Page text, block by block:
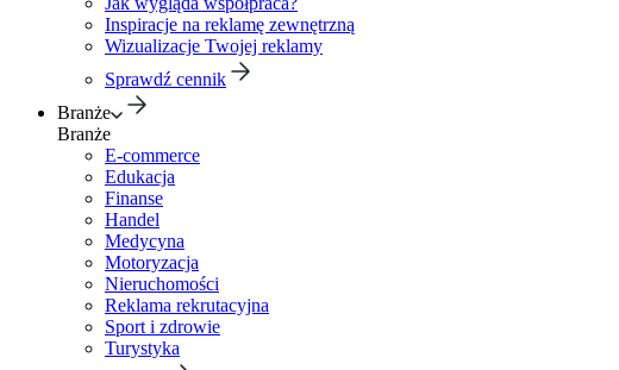
Inspiracje na reklamę zewnętrzną
Wizualizacje Twojej reklamy
Sprawdź cennik
Branże
Branże
E-commerce
Edukacja
Finanse
Handel
Medycyna
Motoryzacja
Nieruchomości
Reklama rekrutacyjna
Sport i zdrowie
Turystyka